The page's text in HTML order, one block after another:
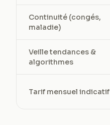
Continuité (congés,
maladie)
Veille tendances &
algorithmes
Tarif mensuel indicatif